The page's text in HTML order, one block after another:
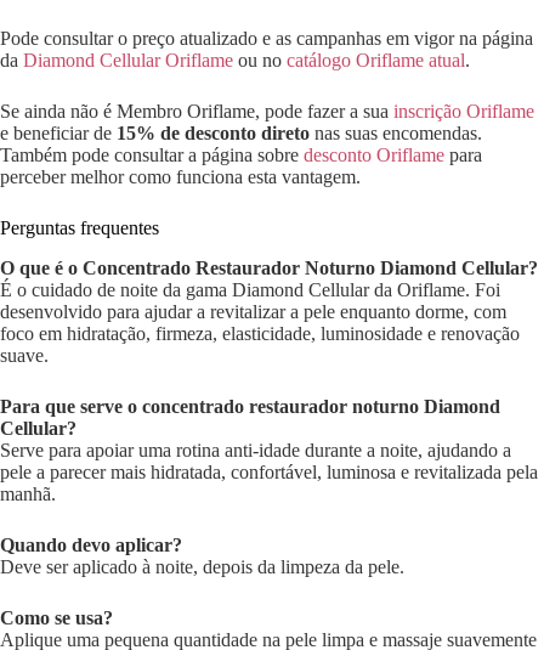
Pode consultar o preço atualizado e as campanhas em vigor na página
da Diamond Cellular Oriflame ou no catálogo Oriflame atual.
Se ainda não é Membro Oriflame, pode fazer a sua inscrição Oriflame
e beneficiar de 15% de desconto direto nas suas encomendas.
Também pode consultar a página sobre desconto Oriflame para
perceber melhor como funciona esta vantagem.
Perguntas frequentes
O que é o Concentrado Restaurador Noturno Diamond Cellular?
É o cuidado de noite da gama Diamond Cellular da Oriflame. Foi
desenvolvido para ajudar a revitalizar a pele enquanto dorme, com
foco em hidratação, firmeza, elasticidade, luminosidade e renovação
suave.
Para que serve o concentrado restaurador noturno Diamond
Cellular?
Serve para apoiar uma rotina anti-idade durante a noite, ajudando a
pele a parecer mais hidratada, confortável, luminosa e revitalizada pela
manhã.
Quando devo aplicar?
Deve ser aplicado à noite, depois da limpeza da pele.
Como se usa?
Aplique uma pequena quantidade na pele limpa e massaje suavemente